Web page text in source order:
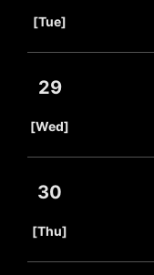
[Tue]
29
[Wed]
30
[Thu]